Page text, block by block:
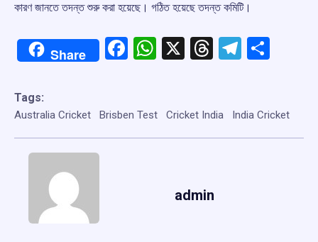
কারণ জানতে তদন্ত শুরু করা হয়েছে। গঠিত হয়েছে তদন্ত কমিটি।
Share Facebook
WhatsApp
X Threads
Tags:
Australia Cricket Brisben Test Cricket India India Cricket
admin